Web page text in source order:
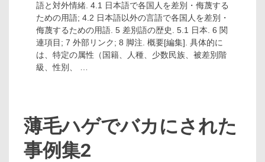
語と対外情緒. 4.1 日本語で各国人を差別・侮蔑する
ための用語; 4.2 日本語以外の言語で各国人を差別・
侮蔑するための用語. 5 差別語の歴史. 5.1 日本. 6 関
連項目; 7 外部リンク; 8 脚注. 概要[編集]. 具体的に
は、特定の属性（国籍、人種、少数民族、被差別階
級、性別、 …
薄毛ハゲでバカにされた
事例集2